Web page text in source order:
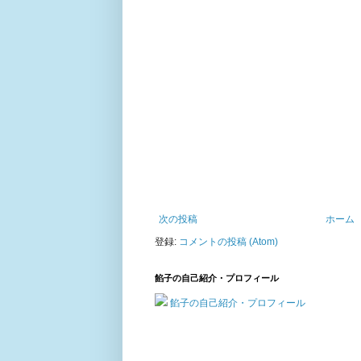
次の投稿
ホーム
登録: コメントの投稿 (Atom)
餡子の自己紹介・プロフィール
餡子の自己紹介・プロフィール